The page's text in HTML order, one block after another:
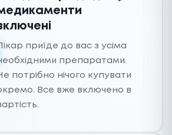
приїде до вас з усіма
препаратами.
потрібно нічого купувати
Все вже включено в